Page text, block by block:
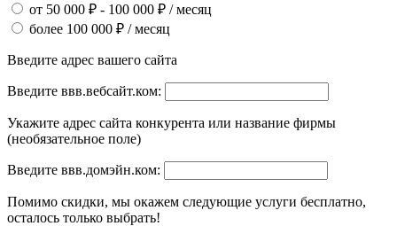
от 50 000 ₽ - 100 000 ₽ / месяц
более 100 000 ₽ / месяц
Введите адрес вашего сайта
Введите ввв.вебсайт.ком:
Укажите адрес сайта конкурента или название фирмы
(необязательное поле)
Введите ввв.домэйн.ком:
Помимо скидки, мы окажем следующие услуги бесплатно,
осталось только выбрать!